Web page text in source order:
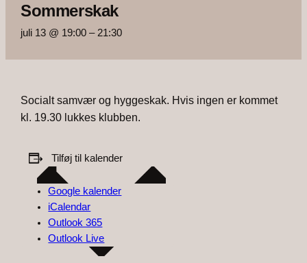
Sommerskak
juli 13 @ 19:00 – 21:30
Socialt samvær og hyggeskak. Hvis ingen er kommet
kl. 19.30 lukkes klubben.
Tilføj til kalender
Google kalender
iCalendar
Outlook 365
Outlook Live